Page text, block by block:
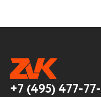
+7 (495) 477-